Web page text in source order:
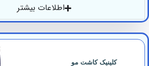
اطلاعات بیشتر
کلینیک کاشت مو